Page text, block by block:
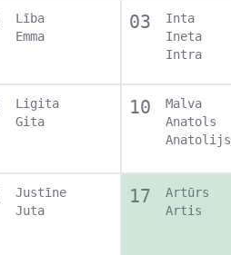
Lība
Emma
03
Inta
Ineta
Intra
Ligita
Gita
10
Malva
Anatols
Anatolijs
Justīne
Juta
17
Artūrs
Artis